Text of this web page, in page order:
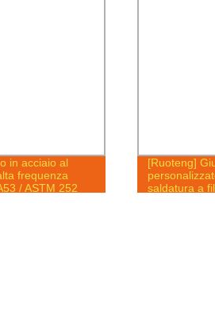
in acciaio al
frequenza
/ ASTM 252
[Ruoteng]
saldatura a